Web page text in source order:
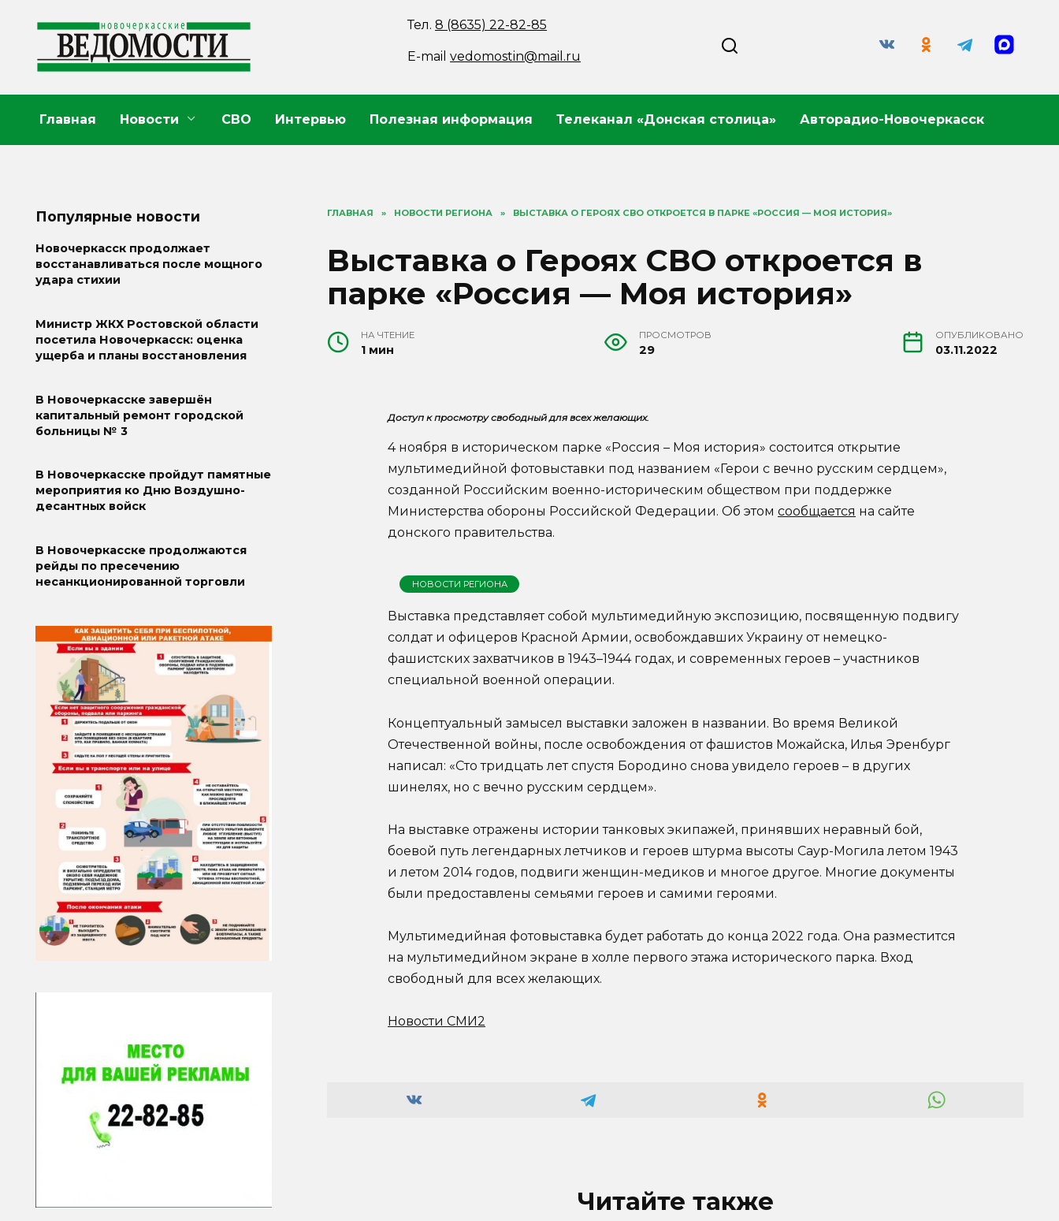
содержанию
Тел.8 (8635) 22-82-85
E-mailvedomostin@mail.ru
Главная Новости СВО Интервью Полезная информация Телеканал «Донская столица» Авторадио-Новочеркасск
ГЛАВНАЯ » НОВОСТИ РЕГИОНА » ВЫСТАВКА О ГЕРОЯХ СВО ОТКРОЕТСЯ В ПАРКЕ «РОССИЯ — МОЯ ИСТОРИЯ»
Выставка о Героях СВО откроется в
парке «Россия — Моя история»
НА ЧТЕНИЕ
1 мин
ПРОСМОТРОВ
29
ОПУБЛИКОВАНО
03.11.2022
Доступ к просмотру свободный для всех желающих.
4 ноября в историческом парке «Россия – Моя история» состоится открытие
мультимедийной фотовыставки под названием «Герои с вечно русским сердцем»,
созданной Российским военно-историческим обществом при поддержке
Министерства обороны Российской Федерации. Об этом сообщается на сайте
донского правительства.
НОВОСТИ РЕГИОНА
Выставка представляет собой мультимедийную экспозицию, посвященную подвигу
солдат и офицеров Красной Армии, освобождавших Украину от немецко-
фашистских захватчиков в 1943–1944 годах, и современных героев – участников
специальной военной операции.
Концептуальный замысел выставки заложен в названии. Во время Великой
Отечественной войны, после освобождения от фашистов Можайска, Илья Эренбург
написал: «Сто тридцать лет спустя Бородино снова увидело героев – в других
шинелях, но с вечно русским сердцем».
На выставке отражены истории танковых экипажей, принявших неравный бой,
боевой путь легендарных летчиков и героев штурма высоты Саур-Могила летом 1943
и летом 2014 годов, подвиги женщин-медиков и многое другое. Многие документы
были предоставлены семьями героев и самими героями.
Мультимедийная фотовыставка будет работать до конца 2022 года. Она разместится
на мультимедийном экране в холле первого этажа исторического парка. Вход
свободный для всех желающих.
Новости СМИ2
Читайте также
Популярные новости
Новочеркасск продолжает
восстанавливаться после мощного
удара стихии
Министр ЖКХ Ростовской области
посетила Новочеркасск: оценка
ущерба и планы восстановления
В Новочеркасске завершён
капитальный ремонт городской
больницы № 3
В Новочеркасске пройдут памятные
мероприятия ко Дню Воздушно-
десантных войск
В Новочеркасске продолжаются
рейды по пресечению
несанкционированной торговли